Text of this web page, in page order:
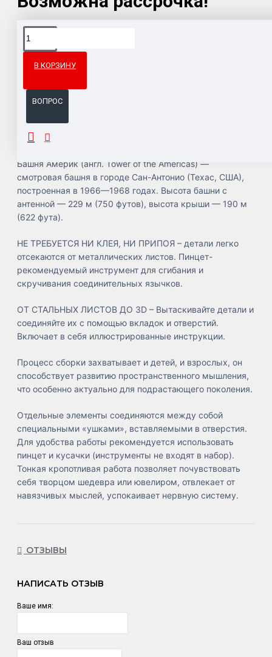
В КОРЗИНУ
ВОПРОС
Доставка товара по всему Таможенному союзу.
ОПИСАНИЕ
Башня Америк (англ. Tower of the Americas) —
смотровая башня в городе Сан-Антонио (Техас, США),
построенная в 1966—1968 годах. Высота башни с
антенной — 229 м (750 футов), высота крыши — 190 м
(622 фута).
НЕ ТРЕБУЕТСЯ НИ КЛЕЯ, НИ ПРИПОЯ – детали легко
отсекаются от металлических листов. Пинцет-
рекомендуемый инструмент для сгибания и
скручивания соединительных язычков.
ОТ СТАЛЬНЫХ ЛИСТОВ ДО 3D – Вытаскивайте детали и
соединяйте их с помощью вкладок и отверстий.
Включает в себя иллюстрированные инструкции.
Процесс сборки захватывает и детей, и взрослых, он
способствует развитию пространственного мышления,
что особенно актуально для подрастающего поколения.
Отдельные элементы соединяются между собой
специальными «ушками», вставляемыми в отверстия.
Для удобства работы рекомендуется использовать
пинцет и кусачки (инструменты не входят в набор).
Тонкая кропотливая работа позволяет почувствовать
себя творцом шедевра или ювелиром, отвлекает от
навязчивых мыслей, успокаивает нервную систему.
ОТЗЫВЫ
НАПИСАТЬ ОТЗЫВ
Ваше имя:
Ваш отзыв